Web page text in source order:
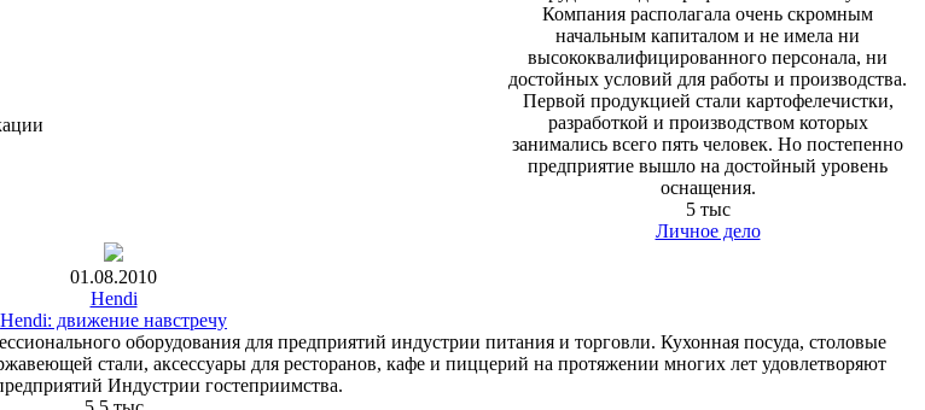
Компания располагала очень скромным
начальным капиталом и не имела ни
высококвалифицированного персонала, ни
достойных условий для работы и производства.
Первой продукцией стали картофелечистки,
разработкой и производством которых
занимались всего пять человек. Но постепенно
предприятие вышло на достойный уровень
оснащения.
5 тыс
Личное дело
01.08.2010
Hendi
Hendi: движение навстречу
оборудования для предприятий индустрии питания и торговли. Кухонная посуда, столовые
стали, аксессуары для ресторанов, кафе и пиццерий на протяжении многих лет удовлетворяют
Индустрии гостеприимства.